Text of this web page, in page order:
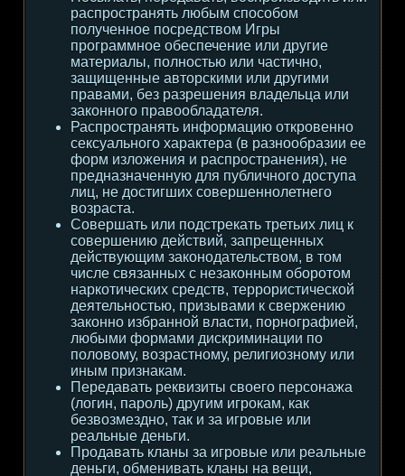
распространять любым способом
полученное посредством Игры
программное обеспечение или другие
материалы, полностью или частично,
защищенные авторскими или другими
правами, без разрешения владельца или
законного правообладателя.
Распространять информацию откровенно
сексуального характера (в разнообразии ее
форм изложения и распространения), не
предназначенную для публичного доступа
лиц, не достигших совершеннолетнего
возраста.
Совершать или подстрекать третьих лиц к
совершению действий, запрещенных
действующим законодательством, в том
числе связанных с незаконным оборотом
наркотических средств, террористической
деятельностью, призывами к свержению
законно избранной власти, порнографией,
любыми формами дискриминации по
половому, возрастному, религиозному или
иным признакам.
Передавать реквизиты своего персонажа
(логин, пароль) другим игрокам, как
безвозмездно, так и за игровые или
реальные деньги.
Продавать кланы за игровые или реальные
деньги, обменивать кланы на вещи,